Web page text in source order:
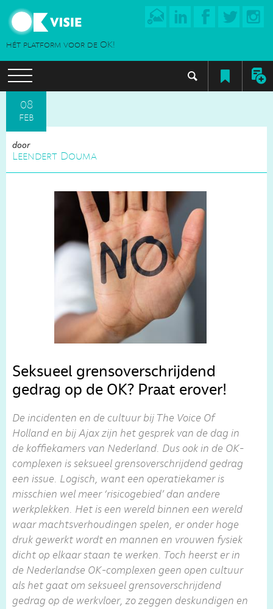
hét platform voor de OK!
08
feb
door
Leendert Douma
Seksueel grensoverschrijdend
gedrag op de OK? Praat erover!
De incidenten en de cultuur bij The Voice Of
Holland en bij Ajax zijn het gesprek van de dag in
de koffiekamers van Nederland. Dus ook in de OK-
complexen is seksueel grensoverschrijdend gedrag
een issue. Logisch, want een operatiekamer is
misschien wel meer ‘risicogebied’ dan andere
werkplekken. Het is een wereld binnen een wereld
waar machtsverhoudingen spelen, er onder hoge
druk gewerkt wordt en mannen en vrouwen fysiek
dicht op elkaar staan te werken. Toch heerst er in
de Nederlandse OK-complexen geen open cultuur
als het gaat om seksueel grensoverschrijdend
gedrag op de werkvloer, zo zeggen deskundigen en